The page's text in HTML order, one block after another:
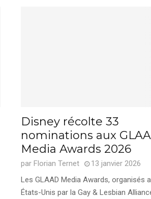
Disney récolte 33
nominations aux
Media Awards 2026
par Florian Ternet
13 janvier 2026
Les GLAAD Media Awards, organisés
États-Unis par la Gay & Lesbian